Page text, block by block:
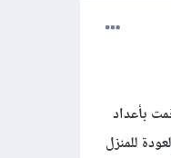
بأعداد
للمنزل